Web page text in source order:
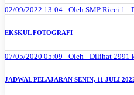
02/09/2022 13:04 - Oleh SMP Ricci 1 -
EKSKUL FOTOGRAFI
07/05/2020 05:09 - Oleh - Dilihat 2991
JADWAL PELAJARAN SENIN, 11 JULI